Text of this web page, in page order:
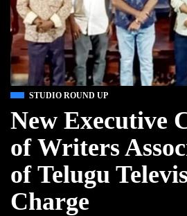
STUDIO ROUND UP
New Executive
of Writers
of Telugu
Charge